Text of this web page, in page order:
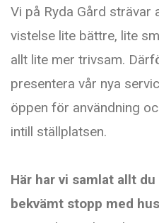
Vi på Ryda Gård
vistelse lite bättre, lite
allt lite mer trivsam.
presentera vår nya
öppen för användning
intill ställplatsen.
Här har vi samlat allt
bekvämt stopp med